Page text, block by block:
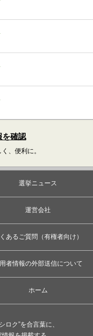
を確認
、便利に。
選挙ニュース
運営会社
あるご質問（有権者向け）
者情報の外部送信について
ホーム
ロク”を合言葉に、